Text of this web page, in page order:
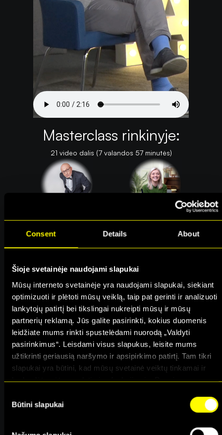
Consent Details About
Šioje svetainėje naudojami slapukai
Mūsų interneto svetainėje yra naudojami slapukai, siekiant
optimizuoti ir plėtoti mūsų veiklą, taip pat gerinti ir analizuoti
lankytojų patirtį bei tikslingai nukreipti mūsų ir mūsų
partnerių reklamą. Jūs galite pasirinkti, kokius duomenis
leidžiate mums rinkti spustelėdami nuorodą „Valdyti
pasirinkimus“. Leisdami visus slapukus, leisite mums
užtikrinti geriausią naršymo ir apsipirkimo patirtį. Tam tikri
slapukai yra būtini, kad mūsų svetainė veiktų tinkamai ir
galite rasti mūsų slapukų pranešime, taip pat
Selection
Būtini slapukai
Masterclass rinkinyje:
21 video dalis (7 valandos 57 minutės)
Kaip pažadinti
kūrybiškumą?
suteikianti kiekvienai
mūsų veiklai
individualumo. Kaip,
nepriklausomai nuo
aplinkybių, atrasti savyje
šios energijos ir tinkamai
išnaudoti kūrybingumo
potencialą?
Antiuždegiminė
universiteto docentė,
dietistė. Daugiau nei 18
metų kaupta patirtimi nori
pasidalinti su siekiančiais
kitokios būties kokybės.
Efektyvus laiko